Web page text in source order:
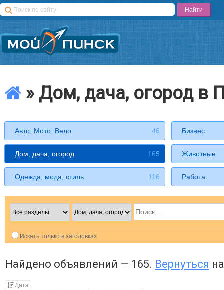
» Дом, дача, огород в
Авто, Мото, Вело 46 Бизнес
Дом, дача, огород 165 Животные
Одежда, мода, стиль 116 Работа
Искать только в заголовках
Найдено объявлений — 165. Вернуться
Дата